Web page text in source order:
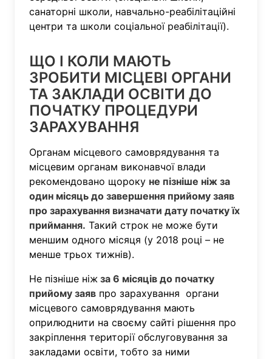
санаторні школи, навчально-реабілітаційні
центри та школи соціальної реабілітації).
ЩО І КОЛИ МАЮТЬ
ЗРОБИТИ МІСЦЕВІ ОРГАНИ
ТА ЗАКЛАДИ ОСВІТИ ДО
ПОЧАТКУ ПРОЦЕДУРИ
ЗАРАХУВАННЯ
Органам місцевого самоврядування та
місцевим органам виконавчої влади
рекомендовано щороку не пізніше ніж за
один місяць до завершення прийому заяв
про зарахування визначати дату початку їх
приймання. Такий строк не може бути
меншим одного місяця (у 2018 році – не
менше трьох тижнів).
Не пізніше ніж за 6 місяців до початку
прийому заяв про зарахування органи
місцевого самоврядування мають
оприлюднити на своєму сайті рішення про
закріплення території обслуговування за
закладами освіти, тобто за ними